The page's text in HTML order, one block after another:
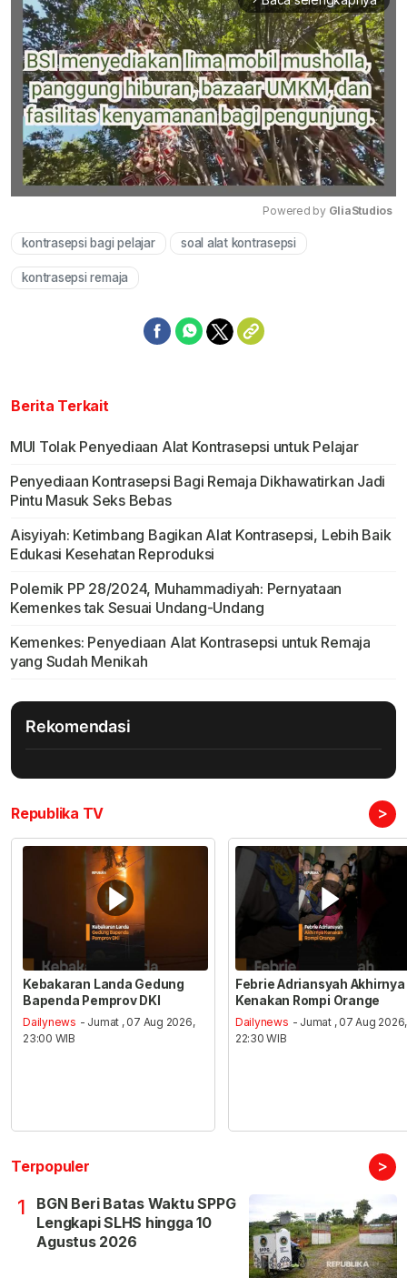
Powered by GliaStudios
kontrasepsi bagi pelajar soal alat kontrasepsi
kontrasepsi remaja
Berita Terkait
MUI Tolak Penyediaan Alat Kontrasepsi untuk Pelajar
Penyediaan Kontrasepsi Bagi Remaja Dikhawatirkan Jadi
Pintu Masuk Seks Bebas
Aisyiyah: Ketimbang Bagikan Alat Kontrasepsi, Lebih Baik
Edukasi Kesehatan Reproduksi
Polemik PP 28/2024, Muhammadiyah: Pernyataan
Kemenkes tak Sesuai Undang-Undang
Kemenkes: Penyediaan Alat Kontrasepsi untuk Remaja
yang Sudah Menikah
Rekomendasi
Republika TV >
Kebakaran Landa Gedung
Bapenda Pemprov DKI
Dailynews - Jumat , 07 Aug 2026,
23:00 WIB
Febrie Adriansyah Akhirnya
Kenakan Rompi Orange
Dailynews - Jumat , 07 Aug 2026,
22:30 WIB
Terpopuler >
1
BGN Beri Batas Waktu SPPG
Lengkapi SLHS hingga 10
Agustus 2026